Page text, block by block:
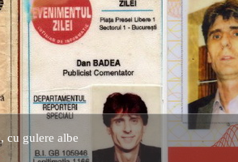
cu gulere albeconturi secrete ale Securitatii.